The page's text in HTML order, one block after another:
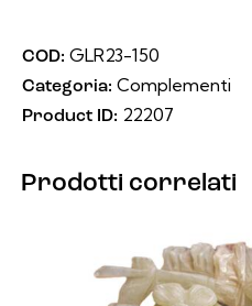
COD: GLR23-150
Categoria: Complementi
Product ID: 22207
Prodotti correlati